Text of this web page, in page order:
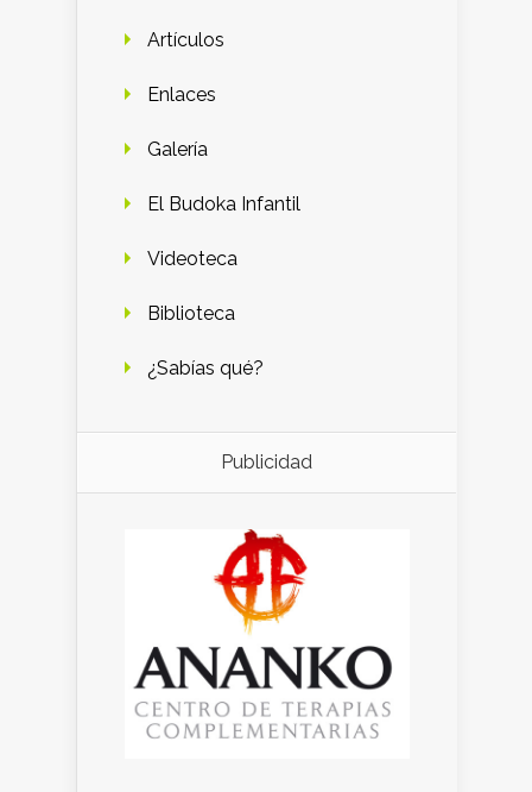
Artículos
Enlaces
Galería
El Budoka Infantil
Videoteca
Biblioteca
¿Sabías qué?
Publicidad